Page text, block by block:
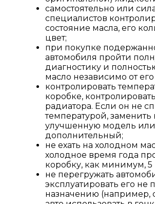
самостоятельно или
специалистов
состояние масла, его
цвет;
при покупке
автомобиля пройти
диагностику и
масло независимо от
контролировать
коробке,
радиатора. Если он не
температурой, заменить
улучшенную модель или
дополнительный;
не ехать на холодном
холодное время года
коробку, как минимум, 5
не перегружать
эксплуатировать его не
назначению (например,